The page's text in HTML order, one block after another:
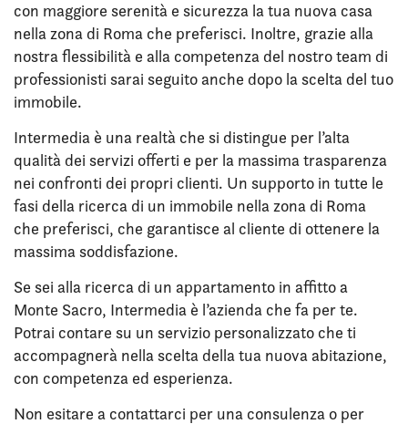
con maggiore serenità e sicurezza la tua nuova casa
nella zona di Roma che preferisci. Inoltre, grazie alla
nostra flessibilità e alla competenza del nostro team di
professionisti sarai seguito anche dopo la scelta del tuo
immobile.
Intermedia è una realtà che si distingue per l’alta
qualità dei servizi offerti e per la massima trasparenza
nei confronti dei propri clienti. Un supporto in tutte le
fasi della ricerca di un immobile nella zona di Roma
che preferisci, che garantisce al cliente di ottenere la
massima soddisfazione.
Se sei alla ricerca di un appartamento in affitto a
Monte Sacro, Intermedia è l’azienda che fa per te.
Potrai contare su un servizio personalizzato che ti
accompagnerà nella scelta della tua nuova abitazione,
con competenza ed esperienza.
Non esitare a contattarci per una consulenza o per